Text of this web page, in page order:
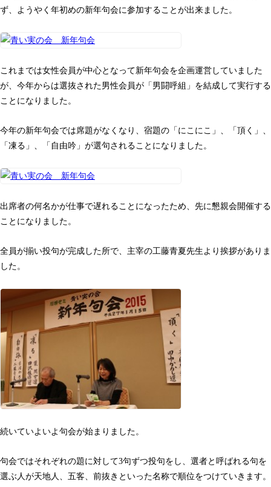
ず、ようやく年初めの新年句会に参加することが出来ました。
これまでは女性会員が中心となって新年句会を企画運営していました
が、今年からは選抜された男性会員が「男闘呼組」を結成して実行する
ことになりました。
今年の新年句会では席題がなくなり、宿題の「にこにこ」、「頂く」、
「凍る」、「自由吟」が選句されることになりました。
出席者の何名かが仕事で遅れることになったため、先に懇親会開催する
ことになりました。
全員が揃い投句が完成した所で、主宰の工藤青夏先生より挨拶がありま
した。
続いていよいよ句会が始まりました。
句会ではそれぞれの題に対して3句ずつ投句をし、選者と呼ばれる句を
選ぶ人が天地人、五客、前抜きといった名称で順位をつけていきます。